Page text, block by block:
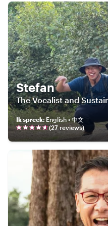
Stefan
The Vocalist and
Ik spreek: English • 中文
(27reviews)